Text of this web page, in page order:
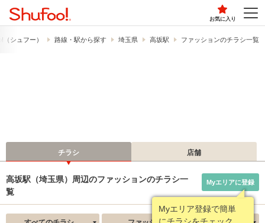
お気に入り
シュフー） 路線・駅から探す 埼玉県 高坂駅 ファッションのチラシ一覧
チラシ 店舗
高坂駅（埼玉県）周辺のファッションのチラシ一
覧
Myエリア登録で簡単
Myエリアに登録